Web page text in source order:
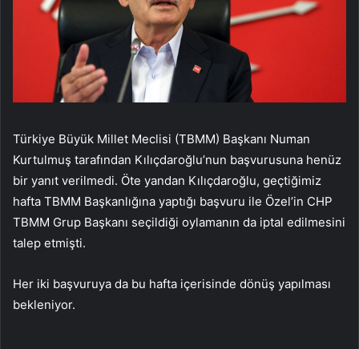
Türkiye Büyük Millet Meclisi (TBMM) Başkanı Numan
Kurtulmuş tarafından Kılıçdaroğlu’nun başvurusuna henüz
bir yanıt verilmedi. Öte yandan Kılıçdaroğlu, geçtiğimiz
hafta TBMM Başkanlığına yaptığı başvuru ile Özel’in CHP
TBMM Grup Başkanı seçildiği oylamanın da iptal edilmesini
talep etmişti.
Her iki başvuruya da bu hafta içerisinde dönüş yapılması
bekleniyor.